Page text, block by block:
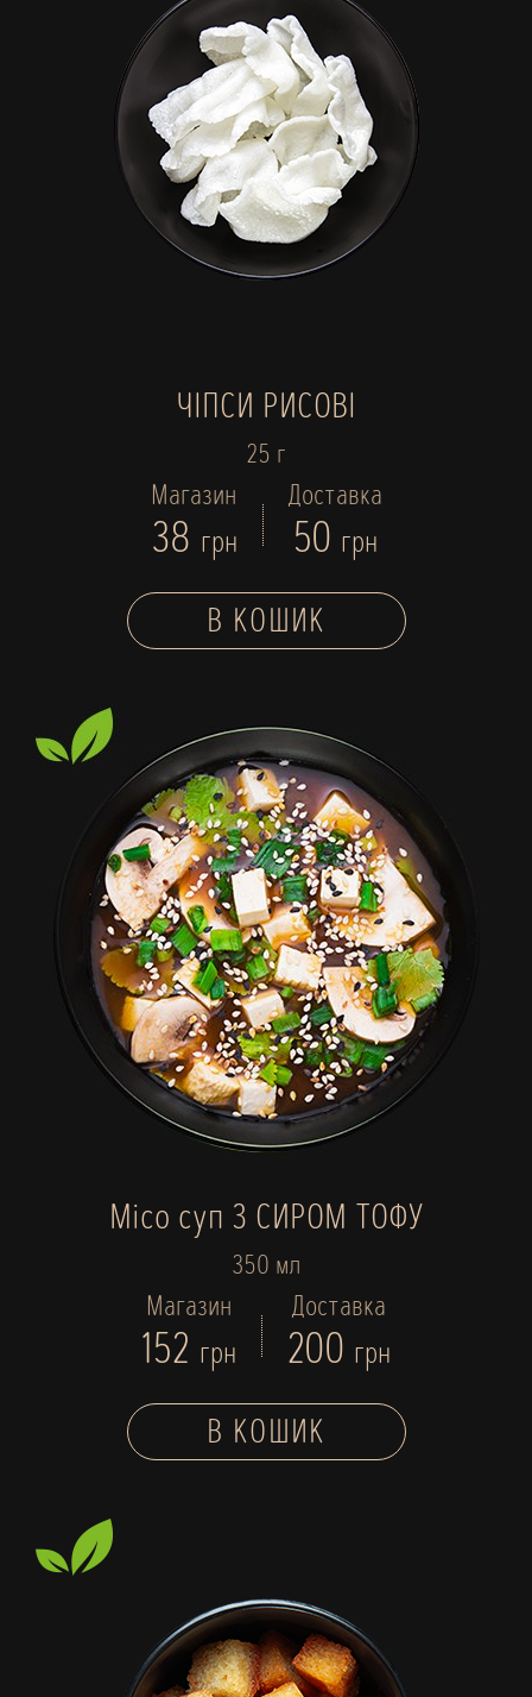
ЧІПСИ РИСОВІ
25 г
Магазин
38 грн
Доставка
50 грн
В КОШИК
Місо суп З СИРОМ ТОФУ
350 мл
Магазин
152 грн
Доставка
200 грн
В КОШИК